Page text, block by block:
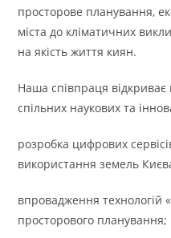
просторове планування,
міста до кліматичних
на якість життя киян.
Наша співпраця відкриває
спільних наукових та
розробка цифрових
використання земель
впровадження технологій
просторового планування;